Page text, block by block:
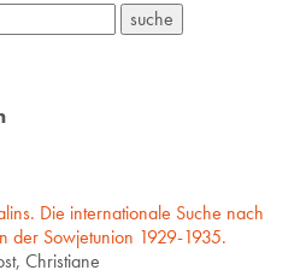
Die internationale Suche nach
der Sowjetunion 1929-1935.
Christiane